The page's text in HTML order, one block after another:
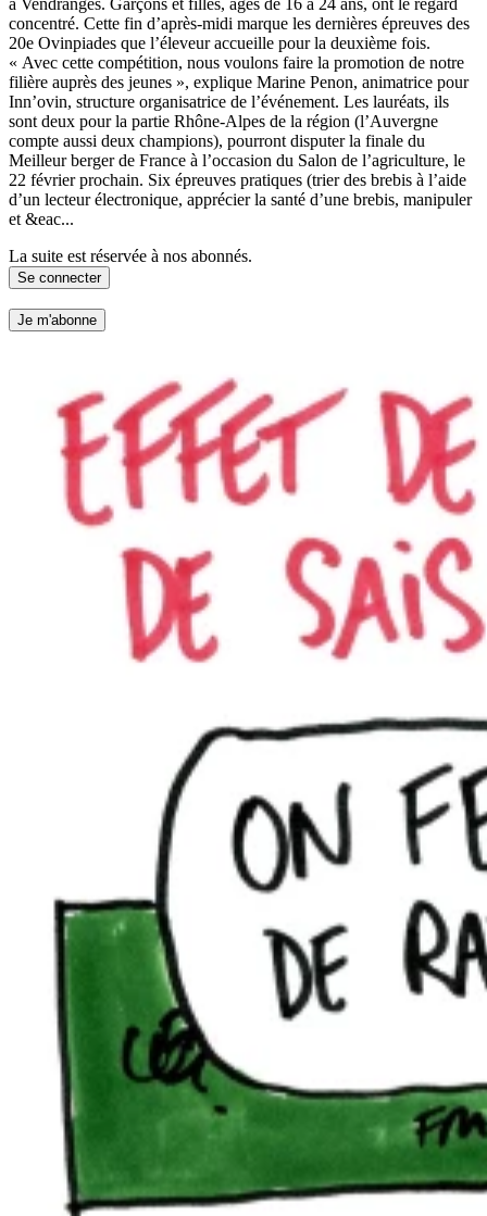
concentré. Cette fin d’après-midi marque les dernières épreuves des
20e Ovinpiades que l’éleveur accueille pour la deuxième fois.
« Avec cette compétition, nous voulons faire la promotion de notre
filière auprès des jeunes », explique Marine Penon, animatrice pour
Inn’ovin, structure organisatrice de l’événement. Les lauréats, ils
sont deux pour la partie Rhône-Alpes de la région (l’Auvergne
compte aussi deux champions), pourront disputer la finale du
Meilleur berger de France à l’occasion du Salon de l’agriculture, le
22 février prochain. Six épreuves pratiques (trier des brebis à l’aide
d’un lecteur électronique, apprécier la santé d’une brebis, manipuler
et &eac...
La suite est réservée à nos abonnés.
Se connecter
Je m'abonne